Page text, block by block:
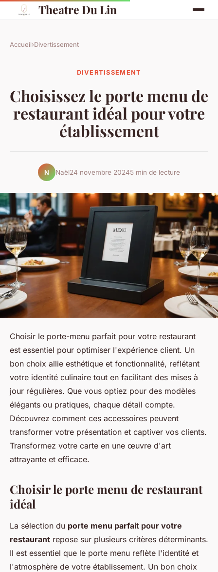
Theatre Du Lin
Accueil›Divertissement
DIVERTISSEMENT
Choisissez le porte menu de
restaurant idéal pour votre
établissement
N Naël24 novembre 20245 min de lecture
Choisir le porte-menu parfait pour votre restaurant
est essentiel pour optimiser l'expérience client. Un
bon choix allie esthétique et fonctionnalité, reflétant
votre identité culinaire tout en facilitant des mises à
jour régulières. Que vous optiez pour des modèles
élégants ou pratiques, chaque détail compte.
Découvrez comment ces accessoires peuvent
transformer votre présentation et captiver vos clients.
Transformez votre carte en une œuvre d'art
attrayante et efficace.
Choisir le porte menu de restaurant
idéal
La sélection du porte menu parfait pour votre
restaurant repose sur plusieurs critères déterminants.
Il est essentiel que le porte menu reflète l'identité et
l'atmosphère de votre établissement. Un bon choix